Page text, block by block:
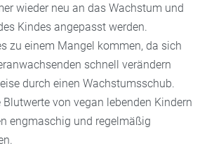
wieder neu an das Wachstum und
Kindes angepasst werden.
zu einem Mangel kommen, da sich
schnell verändern
durch einen Wachstumsschub.
Blutwerte von vegan lebenden Kindern
engmaschig und regelmäßig